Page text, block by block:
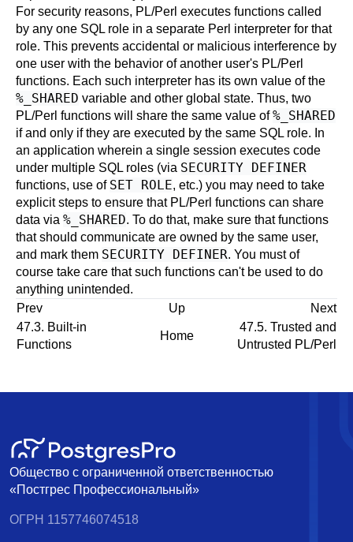
For security reasons, PL/Perl executes functions called
by any one SQL role in a separate Perl interpreter for that
role. This prevents accidental or malicious interference by
one user with the behavior of another user's PL/Perl
functions. Each such interpreter has its own value of the
%_SHARED variable and other global state. Thus, two
PL/Perl functions will share the same value of%_SHARED
if and only if they are executed by the same SQL role. In
an application wherein a single session executes code
under multiple SQL roles (via SECURITY DEFINER
functions, use of SET ROLE, etc.) you may need to take
explicit steps to ensure that PL/Perl functions can share
data via %_SHARED. To do that, make sure that functions
that should communicate are owned by the same user,
and mark them SECURITY DEFINER. You must of
course take care that such functions can't be used to do
anything unintended.
Prev
Up
Next
47.3. Built-in
Functions
Home
47.5. Trusted and
Untrusted PL/Perl
Общество с ограниченной ответственностью
«Постгрес Профессиональный»
ОГРН 1157746074518